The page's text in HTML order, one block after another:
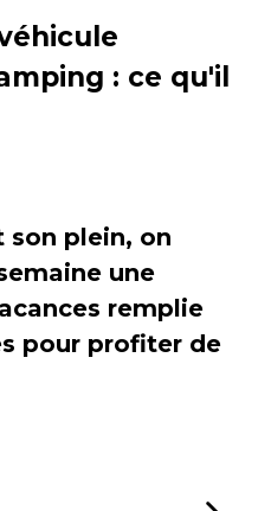
: ce qu'il
son plein, on
une
remplie
pour profiter de